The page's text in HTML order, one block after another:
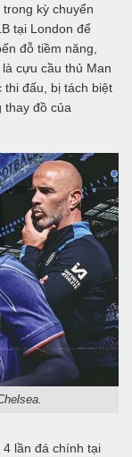
kỳ chuyển
tại London để
đỗ tiềm năng,
cựu cầu thủ Man
đấu, bị tách biệt
thay đồ của
lần đá chính tại